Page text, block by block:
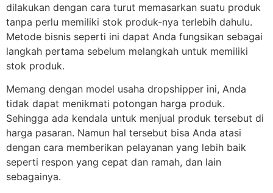
dilakukan dengan cara turut memasarkan suatu produk
tanpa perlu memiliki stok produk-nya terlebih dahulu.
Metode bisnis seperti ini dapat Anda fungsikan sebagai
langkah pertama sebelum melangkah untuk memiliki
stok produk.
Memang dengan model usaha dropshipper ini, Anda
tidak dapat menikmati potongan harga produk.
Sehingga ada kendala untuk menjual produk tersebut di
harga pasaran. Namun hal tersebut bisa Anda atasi
dengan cara memberikan pelayanan yang lebih baik
seperti respon yang cepat dan ramah, dan lain
sebagainya.